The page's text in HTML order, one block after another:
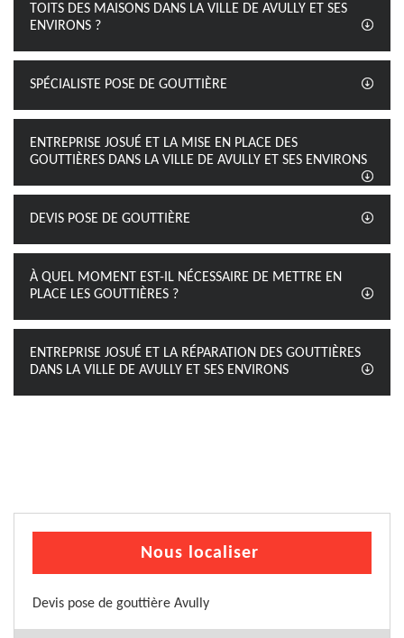
TOITS DES MAISONS DANS LA VILLE DE AVULLY ET SES
ENVIRONS ?
SPÉCIALISTE POSE DE GOUTTIÈRE
ENTREPRISE JOSUÉ ET LA MISE EN PLACE DES
GOUTTIÈRES DANS LA VILLE DE AVULLY ET SES ENVIRONS
DEVIS POSE DE GOUTTIÈRE
À QUEL MOMENT EST-IL NÉCESSAIRE DE METTRE EN
PLACE LES GOUTTIÈRES ?
ENTREPRISE JOSUÉ ET LA RÉPARATION DES GOUTTIÈRES
DANS LA VILLE DE AVULLY ET SES ENVIRONS
Nous localiser
Devis pose de gouttière Avully